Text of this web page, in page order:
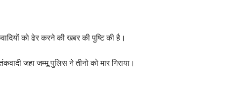
को ढेर करने की खबर की पुष्टि की है।
जहा जम्मू पुलिस ने तीनो को मार गिराया।